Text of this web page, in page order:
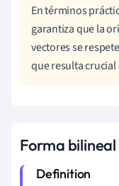
En términos
garantiza que la
vectores se
que resulta crucial
Forma